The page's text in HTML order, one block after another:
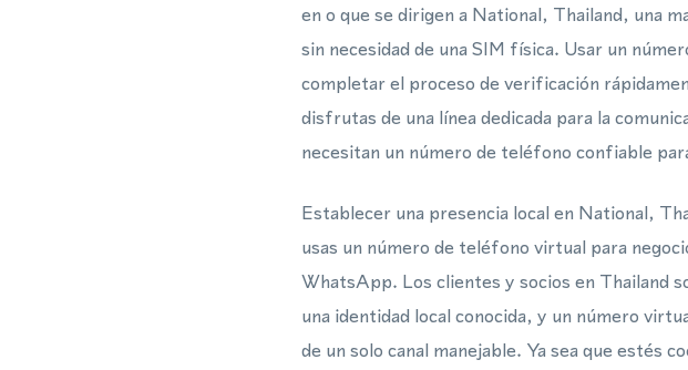
en o que se dirigen a National, Thailand, una
sin necesidad de una SIM física. Usar un
completar el proceso de verificación
disfrutas de una línea dedicada para la
necesitan un número de teléfono confiable
Establecer una presencia local en National,
usas un número de teléfono virtual para
WhatsApp. Los clientes y socios en Thailand
una identidad local conocida, y un número
de un solo canal manejable. Ya sea que estés